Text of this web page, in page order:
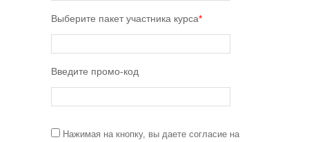
Выберите пакет участника курса*
Введите промо-код
Нажимая на кнопку, вы даете согласие на